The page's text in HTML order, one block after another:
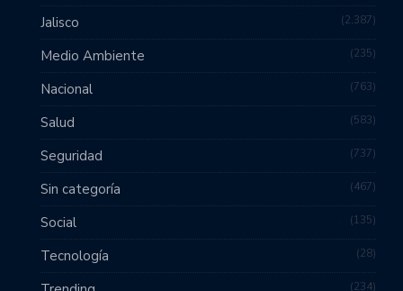
Jalisco 2,387
Medio Ambiente 235
Nacional 763
Salud 583
Seguridad 737
Sin categoría 467
Social 135
Tecnología 28
234